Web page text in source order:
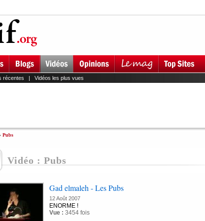
récentes | Vidéos les plus vues
Pubs
Vidéo : Pubs
Gad elmaleh - Les Pubs
12 Août 2007
ENORME !
Vue : 3454 fois